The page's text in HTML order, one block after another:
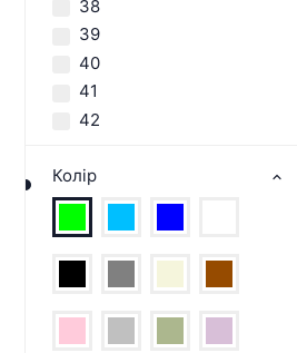
38
39
40
41
42
Колір